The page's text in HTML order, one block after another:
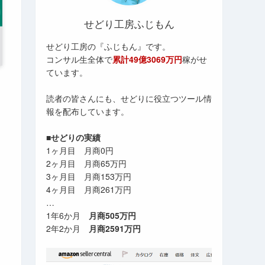
せどり工房ふじもん
せどり工房の『ふじもん』です。
コンサル生全体で累計49億3069万円稼がせ
ています。
読者の皆さんにも、せどりに役立つツール情
報を配布しています。
■せどりの実績
1ヶ月目 月商0円
2ヶ月目 月商65万円
3ヶ月目 月商153万円
4ヶ月目 月商261万円
…
1年6か月 月商505万円
2年2か月 月商2591万円